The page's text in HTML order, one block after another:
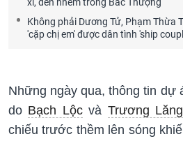
xí, đen nhẻm trong Bắc Thượng
Không phải Dương Tử, Phạm Thừa
'cặp chị em' được dân tình 'ship
Những ngày qua, thông tin dự
do Bạch Lộcvà Trương
chiếu trước thềm lên sóng